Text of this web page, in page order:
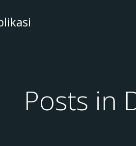
Posts in